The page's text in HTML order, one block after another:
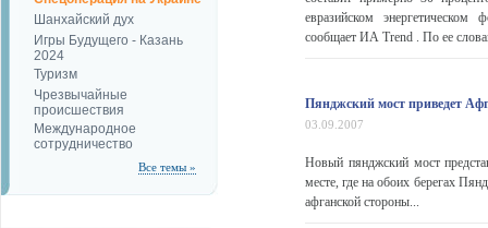
Шанхайский дух
Игры Будущего - Казань
2024
Туризм
Чрезвычайные
происшествия
Международное
сотрудничество
Все темы »
евразийском
сообщает ИА Trend . По ее
Пянджский мост приведет
03.09.2007
Новый пянджский мост
месте, где на обоих берегах
афганской стороны...